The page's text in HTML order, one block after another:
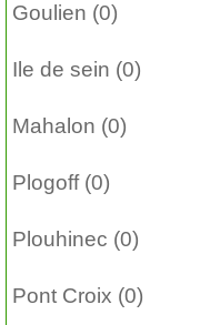
Goulien (0)
Ile de sein (0)
Mahalon (0)
Plogoff (0)
Plouhinec (0)
Pont Croix (0)